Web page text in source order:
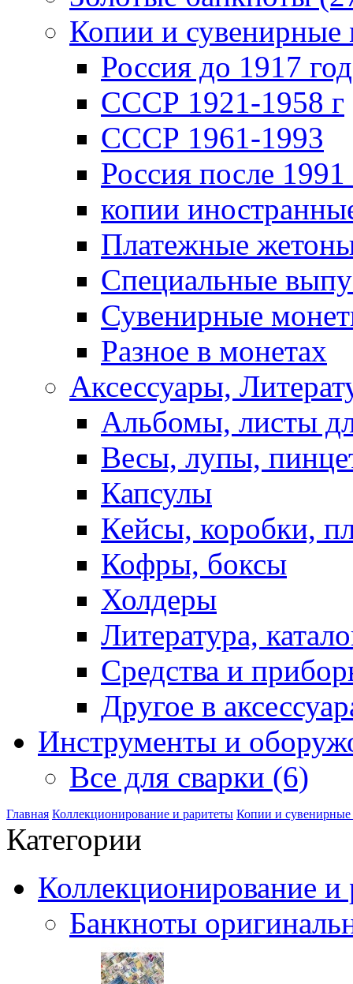
Копии и
Россия до 1917
СССР 1921-1958 г
СССР 1961-1993
Россия после 1991
копии
Платежные
Специальные
Сувенирные
Разное в монетах
Аксессуары,
Альбомы, листы
Весы, лупы,
Капсулы
Кейсы, коробки,
Кофры, боксы
Холдеры
Литература,
Средства и
Другое в
Инструменты и
Все для сварки (6)
Главная Коллекционирование и раритеты Копии и
Категории
Коллекционирование и
Банкноты